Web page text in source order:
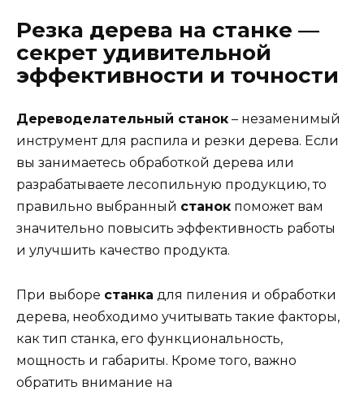
Резка дерева на станке —
секрет удивительной
эффективности и точности
Дереводелательный станок – незаменимый
инструмент для распила и резки дерева. Если
вы занимаетесь обработкой дерева или
разрабатываете лесопильную продукцию, то
правильно выбранный станок поможет вам
значительно повысить эффективность работы
и улучшить качество продукта.
При выборе станка для пиления и обработки
дерева, необходимо учитывать такие факторы,
как тип станка, его функциональность,
мощность и габариты. Кроме того, важно
обратить внимание на